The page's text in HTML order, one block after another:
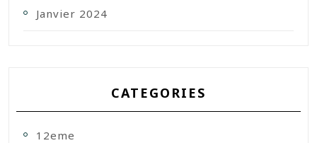
Janvier 2024
CATEGORIES
12eme